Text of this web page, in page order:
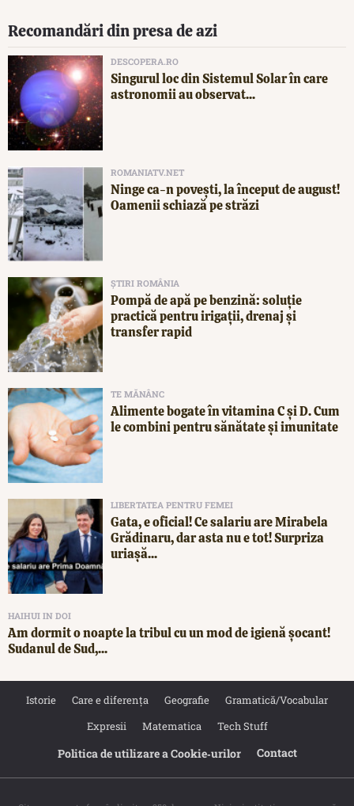
Recomandări din presa de azi
DESCOPERA.RO
Singurul loc din Sistemul Solar în care
astronomii au observat...
ROMANIATV.NET
Ninge ca-n povești, la început de august!
Oamenii schiază pe străzi
ȘTIRI ROMÂNIA
Pompă de apă pe benzină: soluție
practică pentru irigații, drenaj și
transfer rapid
TE MĂNÂNC
Alimente bogate în vitamina C și D. Cum
le combini pentru sănătate și imunitate
LIBERTATEA PENTRU FEMEI
Gata, e oficial! Ce salariu are Mirabela
Grădinaru, dar asta nu e tot! Surpriza
uriașă...
HAIHUI IN DOI
Am dormit o noapte la tribul cu un mod de igienă șocant!
Sudanul de Sud,...
Istorie Care e diferența Geografie
Gramatică/Vocabular
Expresii
Matematica Tech Stuff
Politica de utilizare a Cookie‐urilor Contact